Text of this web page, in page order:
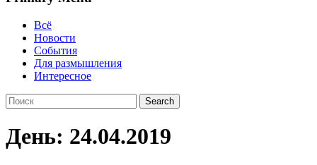
Skip
content
Всё
Новости
События
Для размышления
Интересное
Search
Search
for:
День: 24.04.2019